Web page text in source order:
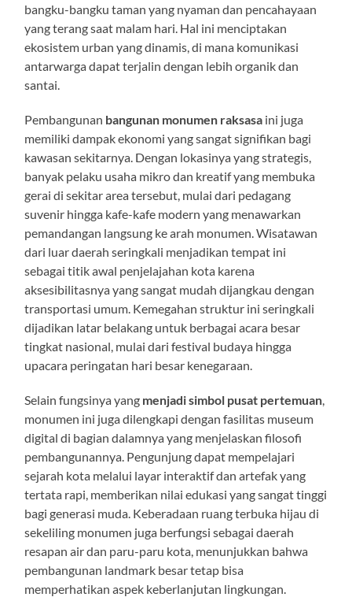
bangku-bangku taman yang nyaman dan pencahayaan
yang terang saat malam hari. Hal ini menciptakan
ekosistem urban yang dinamis, di mana komunikasi
antarwarga dapat terjalin dengan lebih organik dan
santai.
Pembangunan bangunan monumen raksasa ini juga
memiliki dampak ekonomi yang sangat signifikan bagi
kawasan sekitarnya. Dengan lokasinya yang strategis,
banyak pelaku usaha mikro dan kreatif yang membuka
gerai di sekitar area tersebut, mulai dari pedagang
suvenir hingga kafe-kafe modern yang menawarkan
pemandangan langsung ke arah monumen. Wisatawan
dari luar daerah seringkali menjadikan tempat ini
sebagai titik awal penjelajahan kota karena
aksesibilitasnya yang sangat mudah dijangkau dengan
transportasi umum. Kemegahan struktur ini seringkali
dijadikan latar belakang untuk berbagai acara besar
tingkat nasional, mulai dari festival budaya hingga
upacara peringatan hari besar kenegaraan.
Selain fungsinya yang menjadi simbol pusat pertemuan,
monumen ini juga dilengkapi dengan fasilitas museum
digital di bagian dalamnya yang menjelaskan filosofi
pembangunannya. Pengunjung dapat mempelajari
sejarah kota melalui layar interaktif dan artefak yang
tertata rapi, memberikan nilai edukasi yang sangat tinggi
bagi generasi muda. Keberadaan ruang terbuka hijau di
sekeliling monumen juga berfungsi sebagai daerah
resapan air dan paru-paru kota, menunjukkan bahwa
pembangunan landmark besar tetap bisa
memperhatikan aspek keberlanjutan lingkungan.